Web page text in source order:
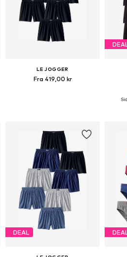
LE JOGGER
Fra 419,00 kr
DEAL